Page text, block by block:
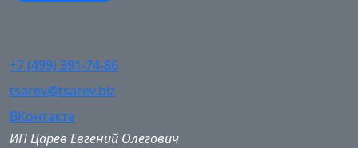
+7 (499) 391-74-86
tsarev@tsarev.biz
ВКонтакте
ИП Царев Евгений Олегович